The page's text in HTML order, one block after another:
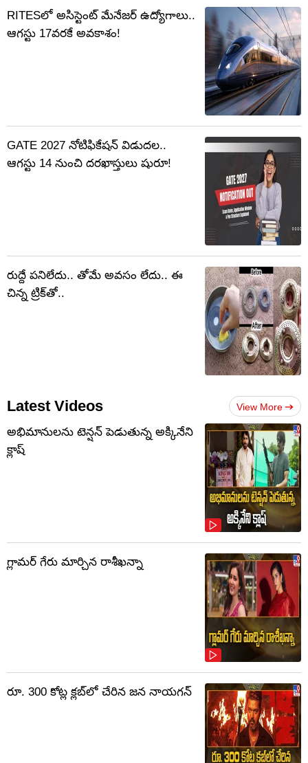
RITESలో అసిస్టెంట్ మేనేజర్‌ ఉద్యోగాలు..
ఆగస్టు 17వరకే అవకాశం!
GATE 2027 నోటిఫికేషన్‌ విడుదల..
ఆగస్టు 14 నుంచి దరఖాస్తులు షురూ!
రుద్దే పనిలేదు.. తోమే అవసం లేదు.. ఈ
చిన్న ట్రిక్‌తో..
Latest Videos View More
అభిమానులను టెన్షన్‌ పెడుతున్న అక్కినేని
క్లాష్‌
గ్లామర్ గేరు మార్చిన రాశీఖన్నా
రూ. 300 కోట్ల క్లబ్‌లో చేరిన జన నాయగన్